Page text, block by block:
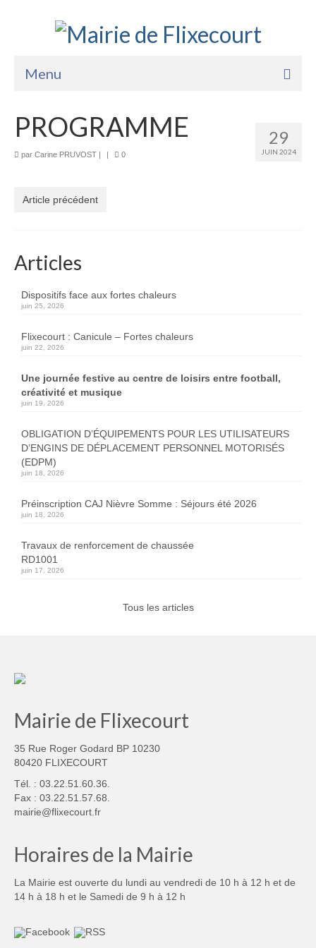
Menu
La Mairie
Services
Sports Loisirs et Culture
29
JUIN 2024
PROGRAMME
par Carine PRUVOST | | 0
Article précédent
Articles
Dispositifs face aux fortes chaleurs
juin 25, 2026
Flixecourt : Canicule – Fortes chaleurs
juin 22, 2026
Une journée festive au centre de loisirs entre football,
créativité et musique
juin 19, 2026
OBLIGATION D’ÉQUIPEMENTS POUR LES UTILISATEURS
D’ENGINS DE DÉPLACEMENT PERSONNEL MOTORISÉS
(EDPM)
juin 18, 2026
Préinscription CAJ Nièvre Somme : Séjours été 2026
juin 18, 2026
Travaux de renforcement de chaussée
RD1001
juin 17, 2026
Tous les articles
Mairie de Flixecourt
35 Rue Roger Godard BP 10230
80420 FLIXECOURT
Tél. : 03.22.51.60.36.
Fax : 03.22.51.57.68.
mairie@flixecourt.fr
Horaires de la Mairie
La Mairie est ouverte du lundi au vendredi de 10 h à 12 h et de
14 h à 18 h et le Samedi de 9 h à 12 h